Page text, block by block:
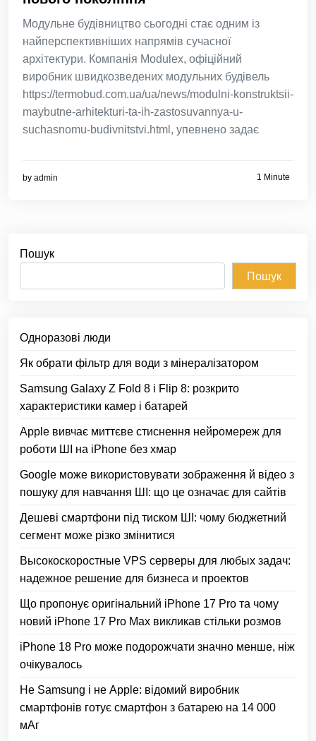
Модульне будівництво сьогодні стає одним із
найперспективніших напрямів сучасної
архітектури. Компанія Modulex, офіційний
виробник швидкозведених модульних будівель
https://termobud.com.ua/ua/news/modulni-konstruktsii-
maybutne-arhitekturi-ta-ih-zastosuvannya-u-
suchasnomu-budivnitstvi.html, упевнено задає
by admin 1 Minute
Пошук
Пошук
Одноразові люди
Як обрати фільтр для води з мінералізатором
Samsung Galaxy Z Fold 8 і Flip 8: розкрито
характеристики камер і батарей
Apple вивчає миттєве стиснення нейромереж для
роботи ШІ на iPhone без хмар
Google може використовувати зображення й відео з
пошуку для навчання ШІ: що це означає для сайтів
Дешеві смартфони під тиском ШІ: чому бюджетний
сегмент може різко змінитися
Высокоскоростные VPS серверы для любых задач:
надежное решение для бизнеса и проектов
Що пропонує оригінальний iPhone 17 Pro та чому
новий iPhone 17 Pro Max викликав стільки розмов
iPhone 18 Pro може подорожчати значно менше, ніж
очікувалось
Не Samsung і не Apple: відомий виробник
смартфонів готує смартфон з батарею на 14 000
мАг